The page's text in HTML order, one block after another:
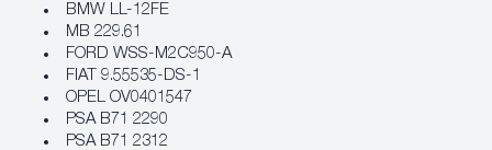
BMW LL-12FE
MB 229.61
FORD WSS-M2C950-A
FIAT 9.55535-DS-1
OPEL OV0401547
PSA B71 2290
PSA B71 2312